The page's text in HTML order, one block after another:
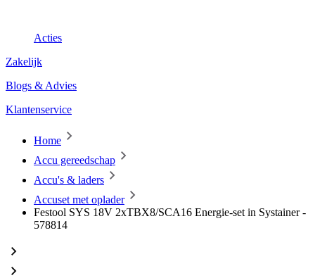
Acties
Zakelijk
Blogs & Advies
Klantenservice
Home
Accu gereedschap
Accu's & laders
Accuset met oplader
Festool SYS 18V 2xTBX8/SCA16 Energie-set in Systainer -
578814